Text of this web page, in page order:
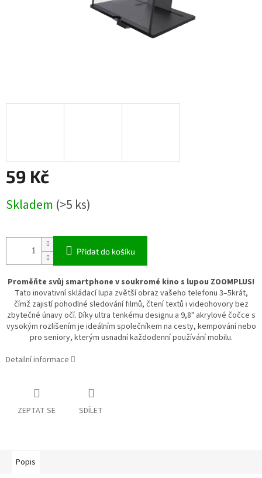
59 Kč
cena:
Skladem (>5 ks)
Přidat do košíku
Proměňte svůj smartphone v soukromé kino s lupou ZOOMPLUS!
Tato inovativní skládací lupa zvětší obraz vašeho telefonu 3–5krát,
čímž zajistí pohodlné sledování filmů, čtení textů i videohovory bez
zbytečné únavy očí. Díky ultra tenkému designu a 9,8" akrylové čočce s
vysokým rozlišením je ideálním společníkem na cesty, kempování nebo
pro seniory, kterým usnadní každodenní používání mobilu.
Detailní informace
ZEPTAT SE SDÍLET
Popis